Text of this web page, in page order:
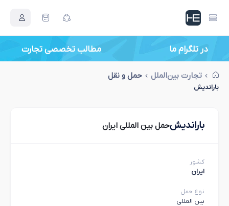
در تلگرام ما مطالب تخصصی تجارت
تجارت بین‌الملل حمل و نقل
باراندیش
باراندیشحمل بین المللی ایران
کشور
ایران
نوع حمل
بین المللی